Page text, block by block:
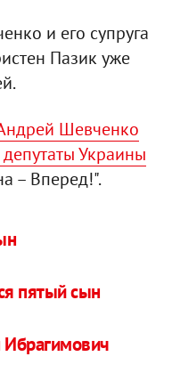
и его супруга
Пазик уже
Шевченко
Украины
– Вперед!".
пятый сын
Ибрагимович